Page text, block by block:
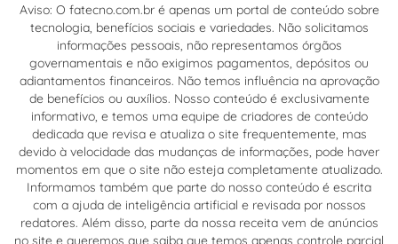
Aviso: O fatecno.com.br é apenas um portal de conteúdo sobre
tecnologia, benefícios sociais e variedades. Não solicitamos
informações pessoais, não representamos órgãos
governamentais e não exigimos pagamentos, depósitos ou
adiantamentos financeiros. Não temos influência na aprovação
de benefícios ou auxílios. Nosso conteúdo é exclusivamente
informativo, e temos uma equipe de criadores de conteúdo
dedicada que revisa e atualiza o site frequentemente, mas
devido à velocidade das mudanças de informações, pode haver
momentos em que o site não esteja completamente atualizado.
Informamos também que parte do nosso conteúdo é escrita
com a ajuda de inteligência artificial e revisada por nossos
redatores. Além disso, parte da nossa receita vem de anúncios
no site e queremos que saiba que temos apenas controle parcial